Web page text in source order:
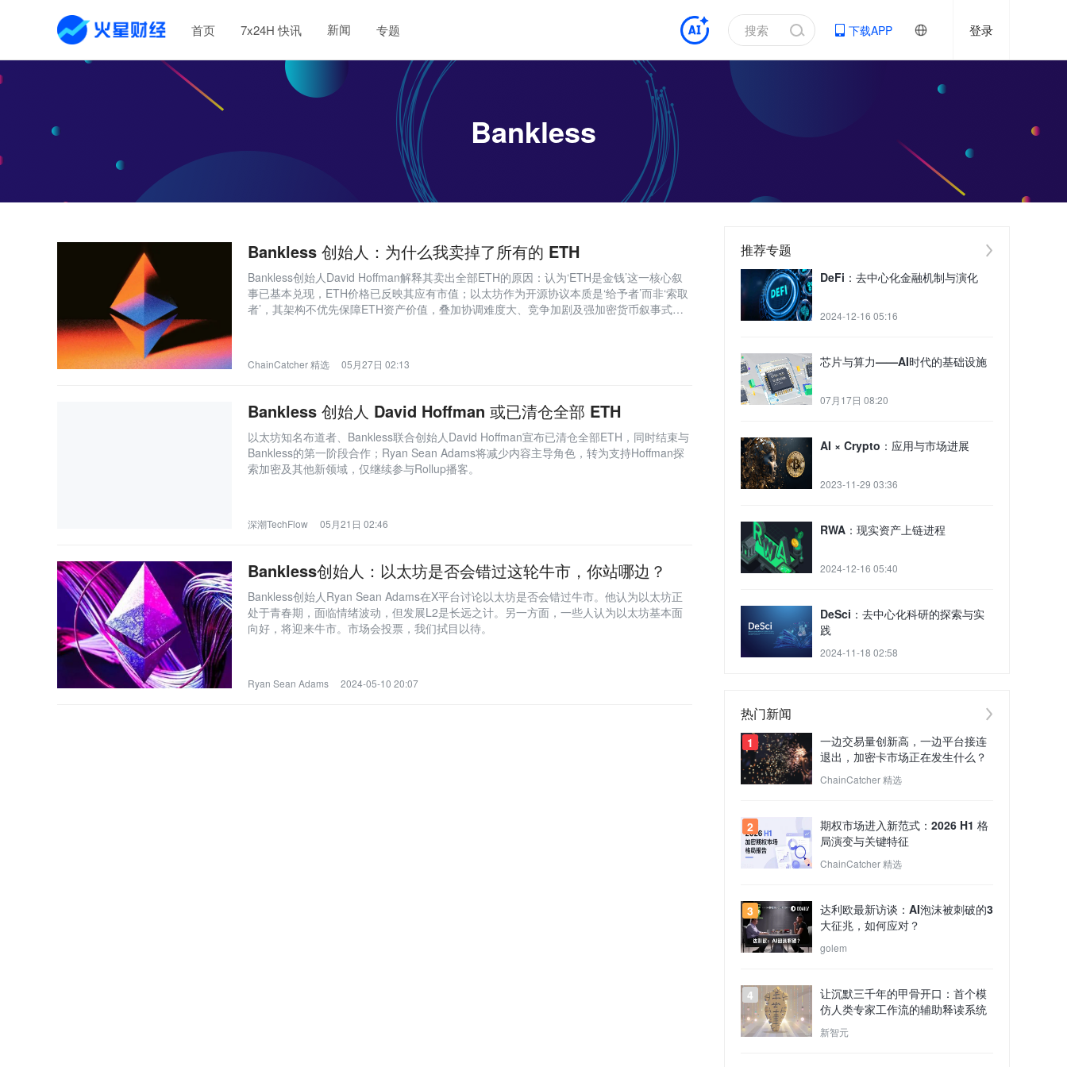
首页 7x24H 快讯 新闻 专题 下载APP 登录
Bankless
Bankless 创始人：为什么我卖掉了所有的 ETH
Bankless创始人David Hoffman解释其卖出全部ETH的原因：认为‘ETH是金钱’这一核心叙
事已基本兑现，ETH价格已反映其应有市值；以太坊作为开源协议本质是‘给予者’而非‘索取
者’，其架构不优先保障ETH资产价值，叠加协调难度大、竞争加剧及强加密货币叙事式
ChainCatcher 精选 05月27日 02:13
Bankless 创始人 David Hoffman 或已清仓全部 ETH
以太坊知名布道者、Bankless联合创始人David Hoffman宣布已清仓全部ETH，同时结束与
Bankless的第一阶段合作；Ryan Sean Adams将减少内容主导角色，转为支持Hoffman探
索加密及其他新领域，仅继续参与Rollup播客。
深潮TechFlow 05月21日 02:46
Bankless创始人：以太坊是否会错过这轮牛市，你站哪边？
Bankless创始人Ryan Sean Adams在X平台讨论以太坊是否会错过牛市。他认为以太坊正
处于青春期，面临情绪波动，但发展L2是长远之计。另一方面，一些人认为以太坊基本面
向好，将迎来牛市。市场会投票，我们拭目以待。
Ryan Sean Adams 2024-05-10 20:07
推荐专题
DeFi：去中心化金融机制与演化
2024-12-16 05:16
芯片与算力——AI时代的基础设施
07月17日 08:20
AI × Crypto：应用与市场进展
2023-11-29 03:36
RWA：现实资产上链进程
2024-12-16 05:40
DeSci：去中心化科研的探索与实
践
2024-11-18 02:58
热门新闻
1
一边交易量创新高，一边平台接连
退出，加密卡市场正在发生什么？
ChainCatcher 精选
2
期权市场进入新范式：2026 H1 格
局演变与关键特征
ChainCatcher 精选
3
达利欧最新访谈：AI泡沫被刺破的3
大征兆，如何应对？
golem
4
让沉默三千年的甲骨开口：首个模
仿人类专家工作流的辅助释读系统
新智元